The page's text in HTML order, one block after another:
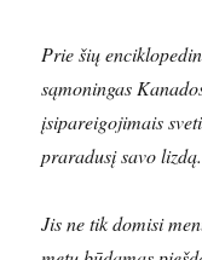
Prie šių
sąmoningas
įsipareigojimais
praradusį savo lizdą.
Jis ne tik domisi